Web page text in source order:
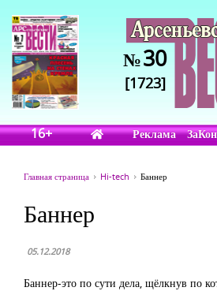
№30
[1723]
16+ Реклама ЗаКон
Главная страница Hi-tech Баннер
Баннер
05.12.2018
Баннер-это по сути дела, щёлкнув по